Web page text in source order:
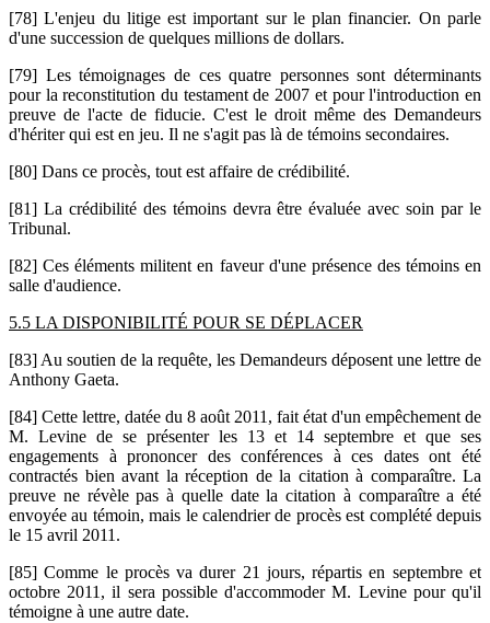
[78] L'enjeu du litige est important sur le plan financier. On parle
d'une succession de quelques millions de dollars.
[79] Les témoignages de ces quatre personnes sont déterminants
pour la reconstitution du testament de 2007 et pour l'introduction en
preuve de l'acte de fiducie. C'est le droit même des Demandeurs
d'hériter qui est en jeu. Il ne s'agit pas là de témoins secondaires.
[80] Dans ce procès, tout est affaire de crédibilité.
[81] La crédibilité des témoins devra être évaluée avec soin par le
Tribunal.
[82] Ces éléments militent en faveur d'une présence des témoins en
salle d'audience.
5.5 LA DISPONIBILITÉ POUR SE DÉPLACER
[83] Au soutien de la requête, les Demandeurs déposent une lettre de
Anthony Gaeta.
[84] Cette lettre, datée du 8 août 2011, fait état d'un empêchement de
M. Levine de se présenter les 13 et 14 septembre et que ses
engagements à prononcer des conférences à ces dates ont été
contractés bien avant la réception de la citation à comparaître. La
preuve ne révèle pas à quelle date la citation à comparaître a été
envoyée au témoin, mais le calendrier de procès est complété depuis
le 15 avril 2011.
[85] Comme le procès va durer 21 jours, répartis en septembre et
octobre 2011, il sera possible d'accommoder M. Levine pour qu'il
témoigne à une autre date.